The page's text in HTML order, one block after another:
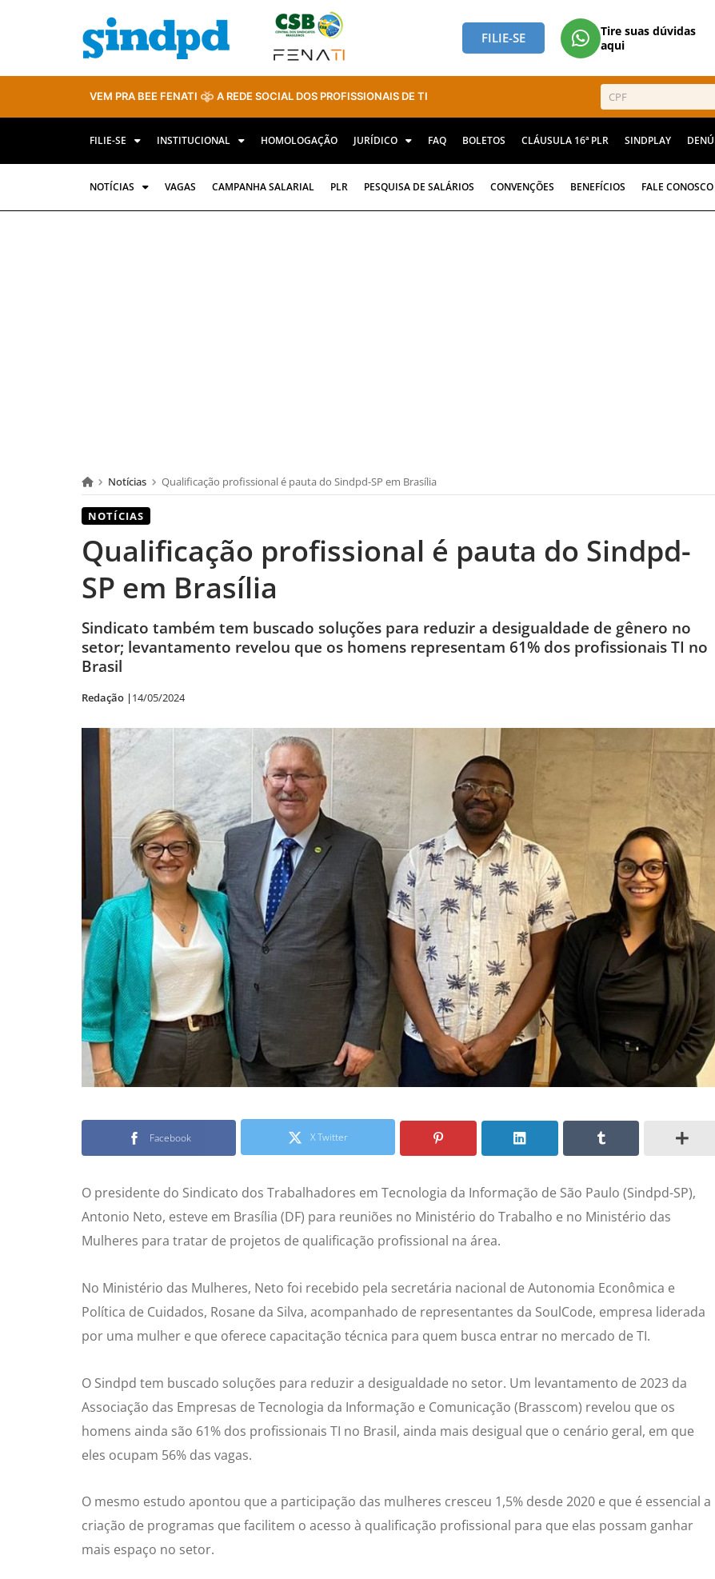
FILIE-SE
Tire suas dúvidas
aqui
VEM PRA BEE FENATI A REDE SOCIAL DOS PROFISSIONAIS DE TI
FILIE-SE INSTITUCIONAL HOMOLOGAÇÃO JURÍDICO FAQ BOLETOS CLÁUSULA 16ª PLR SINDPLAY
NOTÍCIAS VAGAS CAMPANHA SALARIAL PLR PESQUISA DE SALÁRIOS CONVENÇÕES BENEFÍCIOS FALE CONOSCO
Notícias Qualificação profissional é pauta do Sindpd-SP em Brasília
NOTÍCIAS
Qualificação profissional é pauta do Sindpd-
SP em Brasília
Sindicato também tem buscado soluções para reduzir a desigualdade de gênero no
setor; levantamento revelou que os homens representam 61% dos profissionais TI no
Brasil
Redação |14/05/2024
Facebook X Twitter
O presidente do Sindicato dos Trabalhadores em Tecnologia da Informação de São Paulo (Sindpd-SP),
Antonio Neto, esteve em Brasília (DF) para reuniões no Ministério do Trabalho e no Ministério das
Mulheres para tratar de projetos de qualificação profissional na área.
No Ministério das Mulheres, Neto foi recebido pela secretária nacional de Autonomia Econômica e
Política de Cuidados, Rosane da Silva, acompanhado de representantes da SoulCode, empresa liderada
por uma mulher e que oferece capacitação técnica para quem busca entrar no mercado de TI.
O Sindpd tem buscado soluções para reduzir a desigualdade no setor. Um levantamento de 2023 da
Associação das Empresas de Tecnologia da Informação e Comunicação (Brasscom) revelou que os
homens ainda são 61% dos profissionais TI no Brasil, ainda mais desigual que o cenário geral, em que
eles ocupam 56% das vagas.
O mesmo estudo apontou que a participação das mulheres cresceu 1,5% desde 2020 e que é essencial a
criação de programas que facilitem o acesso à qualificação profissional para que elas possam ganhar
mais espaço no setor.